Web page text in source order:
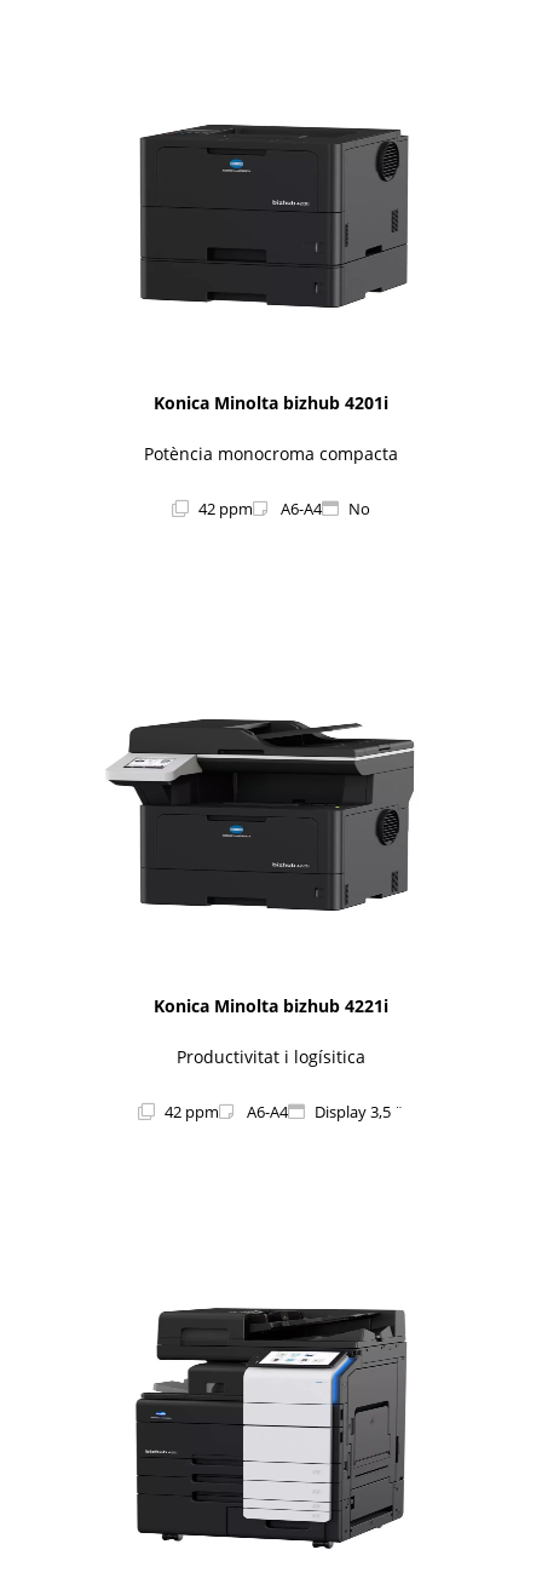
Konica Minolta bizhub 4201i
Potència monocroma compacta
42 ppm A6-A4 No
Konica Minolta bizhub 4221i
Productivitat i logísitica
42 ppm A6-A4 Display 3,5 ¨